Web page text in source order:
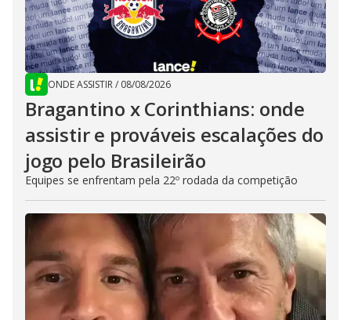
ONDE ASSISTIR/ 08/08/2026
Bragantino x Corinthians: onde
assistir e prováveis escalações do
jogo pelo Brasileirão
Equipes se enfrentam pela 22º rodada da competição